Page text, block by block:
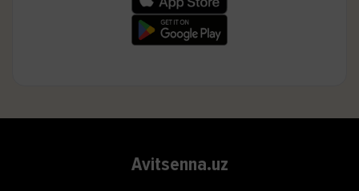
Avitsenna.uz